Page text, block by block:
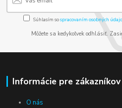
Súhlasím sospracovaním osobných
Môžete sa kedykoľvek odhlásiť.
Informácie pre zákazníkov
O nás